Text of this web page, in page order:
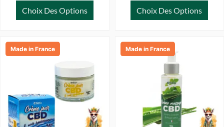
Choix Des Options Choix Des Options
Made in France Made in France